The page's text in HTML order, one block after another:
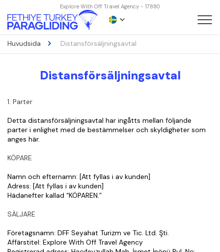
Explore With Off Travel Agency - 17880
Huvudsida Distansförsäljningsavtal
Distansförsäljningsavtal
1. Parter
Detta distansförsäljningsavtal har ingåtts mellan följande
parter i enlighet med de bestämmelser och skyldigheter som
anges här.
KÖPARE
Namn och efternamn: [Att fyllas i av kunden]
Adress: [Att fyllas i av kunden]
Hädanefter kallad “KÖPAREN.”
SÄLJARE
Företagsnamn: DFF Seyahat Turizm ve Tic. Ltd. Şti.
Affärstitel: Explore With Off Travel Agency